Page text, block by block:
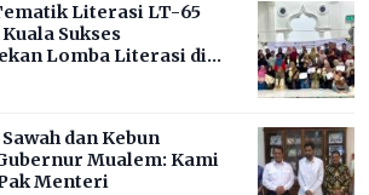
Literasi LT-65
Sukses
Lomba Literasi di
dan Kebun
Mualem: Kami
Menteri